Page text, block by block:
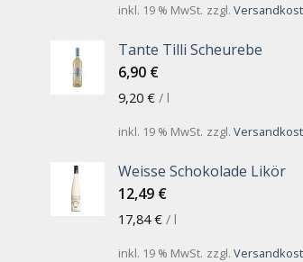
inkl. 19 % MwSt. zzgl.
Tante Tilli Scheurebe
6,90 €
9,20 €/ l
inkl. 19 % MwSt. zzgl.
Weisse Schokolade Likör
12,49 €
17,84€/ l
inkl. 19 % MwSt. zzgl.